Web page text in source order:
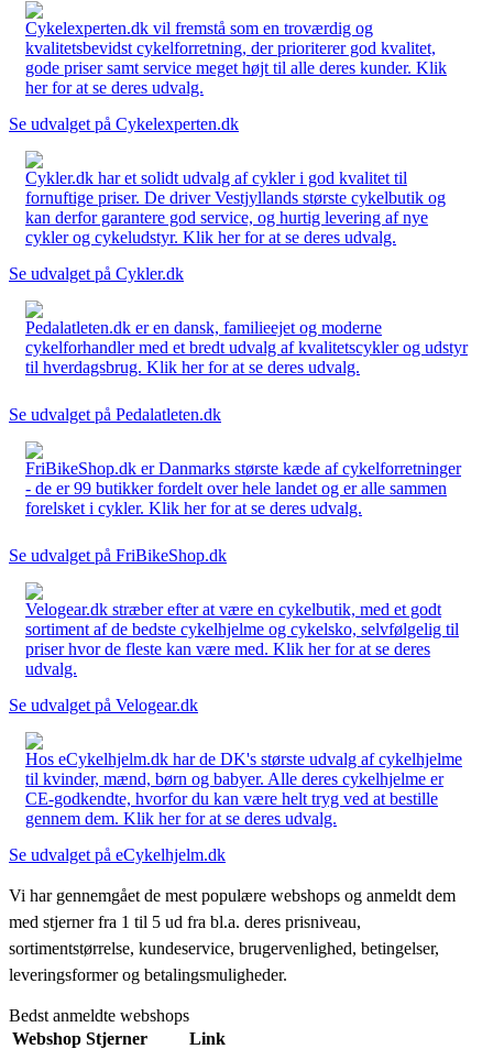
Cykelexperten.dk vil fremstå som en troværdig og
kvalitetsbevidst cykelforretning, der prioriterer god kvalitet,
gode priser samt service meget højt til alle deres kunder. Klik
her for at se deres udvalg.
Se udvalget på Cykelexperten.dk
Cykler.dk har et solidt udvalg af cykler i god kvalitet til
fornuftige priser. De driver Vestjyllands største cykelbutik og
kan derfor garantere god service, og hurtig levering af nye
cykler og cykeludstyr. Klik her for at se deres udvalg.
Se udvalget på Cykler.dk
Pedalatleten.dk er en dansk, familieejet og moderne
cykelforhandler med et bredt udvalg af kvalitetscykler og udstyr
til hverdagsbrug. Klik her for at se deres udvalg.
Se udvalget på Pedalatleten.dk
FriBikeShop.dk er Danmarks største kæde af cykelforretninger
- de er 99 butikker fordelt over hele landet og er alle sammen
forelsket i cykler. Klik her for at se deres udvalg.
Se udvalget på FriBikeShop.dk
Velogear.dk stræber efter at være en cykelbutik, med et godt
sortiment af de bedste cykelhjelme og cykelsko, selvfølgelig til
priser hvor de fleste kan være med. Klik her for at se deres
udvalg.
Se udvalget på Velogear.dk
Hos eCykelhjelm.dk har de DK's største udvalg af cykelhjelme
til kvinder, mænd, børn og babyer. Alle deres cykelhjelme er
CE-godkendte, hvorfor du kan være helt tryg ved at bestille
gennem dem. Klik her for at se deres udvalg.
Se udvalget på eCykelhjelm.dk
Vi har gennemgået de mest populære webshops og anmeldt dem
med stjerner fra 1 til 5 ud fra bl.a. deres prisniveau,
sortimentstørrelse, kundeservice, brugervenlighed, betingelser,
leveringsformer og betalingsmuligheder.
Bedst anmeldte webshops
Webshop Stjerner Link